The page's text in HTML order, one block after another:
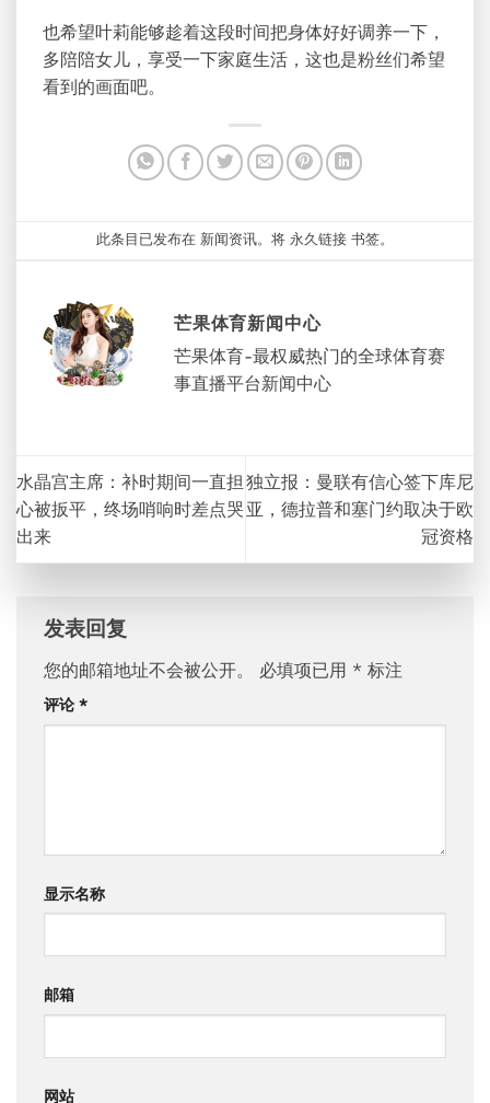
也希望叶莉能够趁着这段时间把身体好好调养一下，
多陪陪女儿，享受一下家庭生活，这也是粉丝们希望
看到的画面吧。
此条目已发布在 新闻资讯。将 永久链接 书签。
芒果体育新闻中心
芒果体育-最权威热门的全球体育赛
事直播平台新闻中心
水晶宫主席：补时期间一直担
心被扳平，终场哨响时差点哭
出来
独立报：曼联有信心签下库尼
亚，德拉普和塞门约取决于欧
冠资格
发表回复
您的邮箱地址不会被公开。 必填项已用 * 标注
评论 *
显示名称
邮箱
网站